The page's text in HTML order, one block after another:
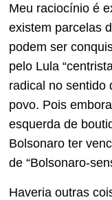
Meu raciocínio é
existem parcelas
podem ser
pelo Lula
radical no sentido
povo. Pois
esquerda de
Bolsonaro ter
de “Bolsonaro-
Haveria outras